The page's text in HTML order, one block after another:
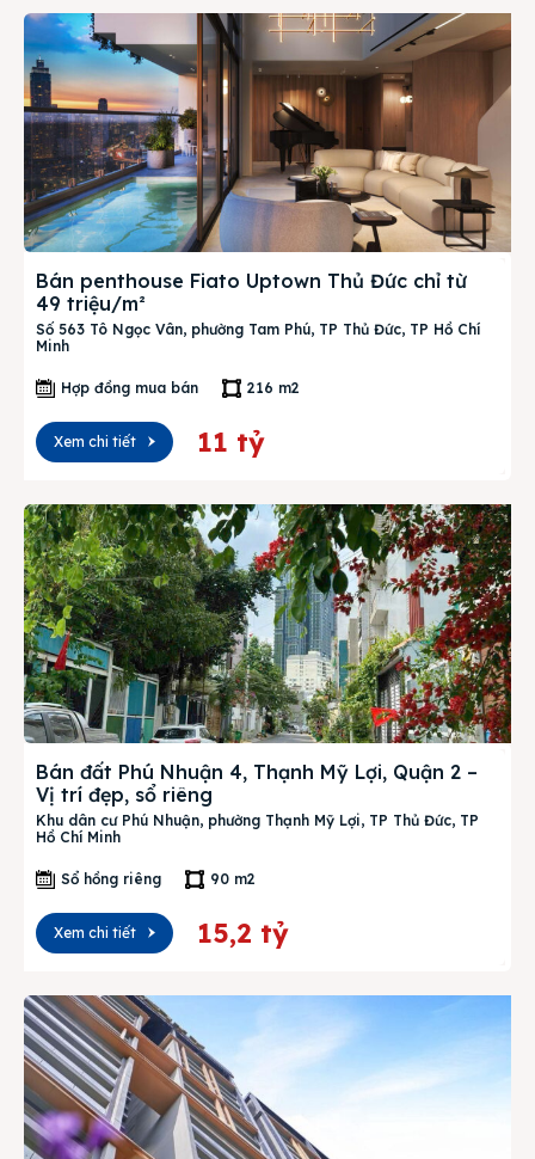
Bán penthouse Fiato Uptown Thủ Đức chỉ từ
49 triệu/m²
Số 563 Tô Ngọc Vân, phường Tam Phú, TP Thủ Đức, TP Hồ Chí
Minh
Hợp đồng mua bán 216 m2
Xem chi tiết 11 tỷ
Bán đất Phú Nhuận 4, Thạnh Mỹ Lợi, Quận 2 –
Vị trí đẹp, sổ riêng
Khu dân cư Phú Nhuận, phường Thạnh Mỹ Lợi, TP Thủ Đức, TP
Hồ Chí Minh
Sổ hồng riêng 90 m2
Xem chi tiết 15,2 tỷ